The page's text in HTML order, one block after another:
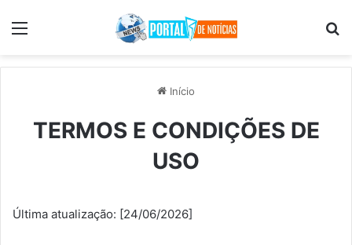
Menu
Início
TERMOS E CONDIÇÕES DE
USO
Última atualização: [24/06/2026]